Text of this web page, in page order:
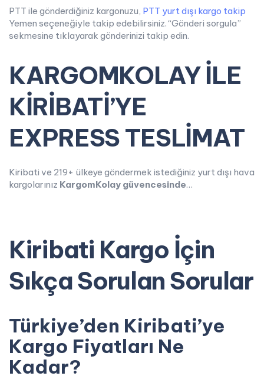
PTT ile gönderdiğiniz kargonuzu, PTT yurt dışı kargo takip
Yemen seçeneğiyle takip edebilirsiniz. “Gönderi sorgula”
sekmesine tıklayarak gönderinizi takip edin.
KARGOMKOLAY İLE
KİRİBATİ’YE
EXPRESS TESLİMAT
Kiribati ve 219+ ülkeye göndermek istediğiniz yurt dışı hava
kargolarınız KargomKolay güvencesinde…
Kiribati Kargo İçin
Sıkça Sorulan Sorular
Türkiye’den Kiribati’ye
Kargo Fiyatları Ne
Kadar?